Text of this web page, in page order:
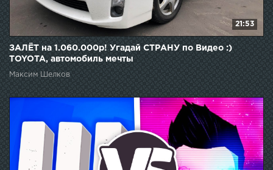
21:53
ЗАЛЁТ на 1.060.000р! Угадай СТРАНУ по Видео :)
TOYOTA, автомобиль мечты
Максим Шелков